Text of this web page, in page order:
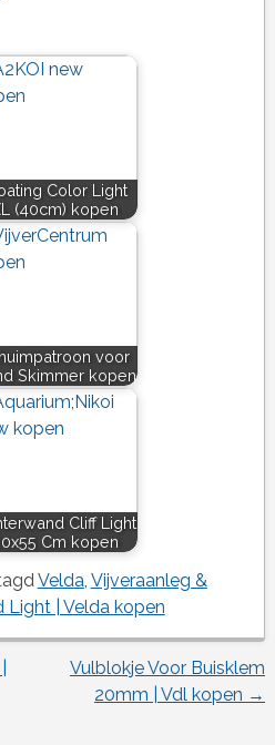
Color Light
(40cm) kopen
voor
Skimmer kopen
Cliff Light
Cm kopen
Velda Vijveraanleg &
Light | Velda kopen
Vulblokje Voor Buisklem
20mm | Vdl kopen →